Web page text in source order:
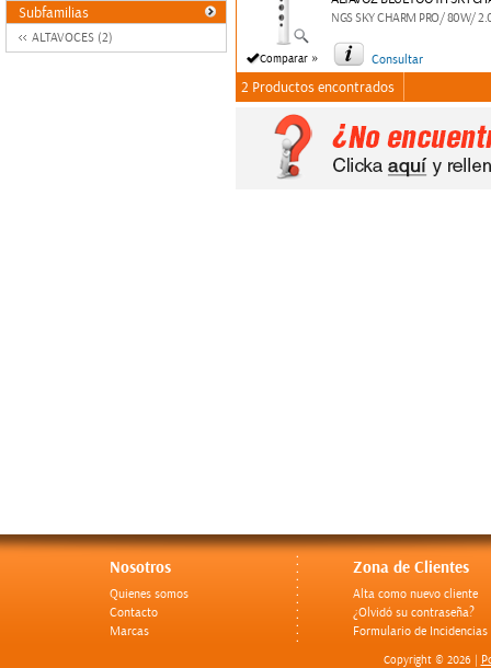
Subfamilias
ALTAVOCES (2)
Comparar »
NGS SKY CHARM PRO/ 80W/
Consultar
2 Productos encontrados
Nosotros
Quienes somos
Contacto
Marcas
Zona de Clientes
Alta como nuevo cliente
¿Olvidó su contraseña?
Formulario de Incidencias
Copyright © 2026 |